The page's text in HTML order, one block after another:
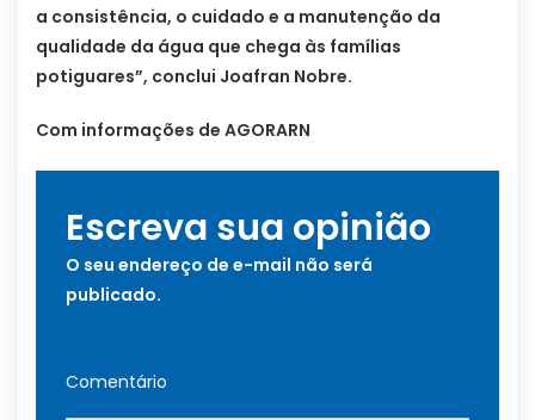
a consistência, o cuidado e a manutenção da
qualidade da água que chega às famílias
potiguares”, conclui Joafran Nobre.
Com informações de AGORARN
Escreva sua opinião
O seu endereço de e-mail não será
publicado.
Comentário